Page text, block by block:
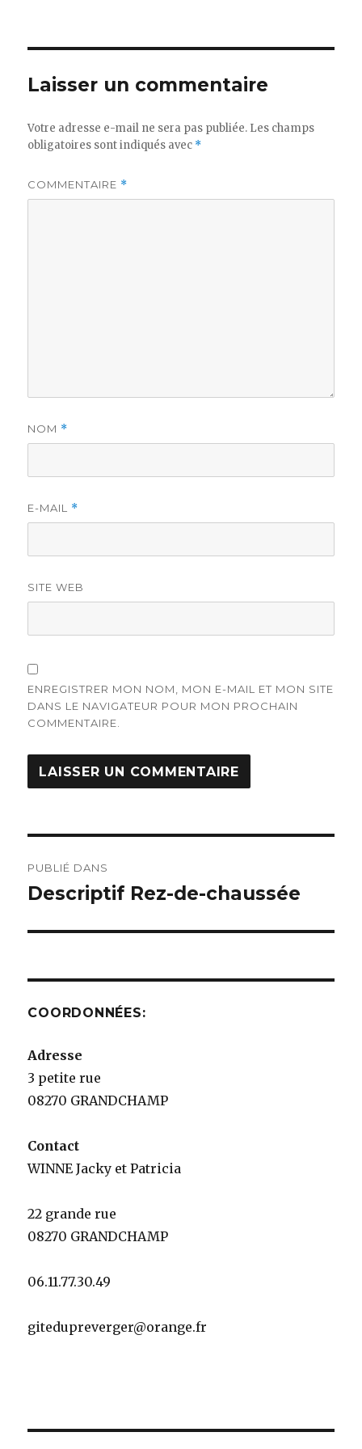
Laisser un commentaire
Votre adresse e-mail ne sera pas publiée. Les champs
obligatoires sont indiqués avec *
COMMENTAIRE *
NOM *
E-MAIL *
SITE WEB
ENREGISTRER MON NOM, MON E-MAIL ET MON SITE
DANS LE NAVIGATEUR POUR MON PROCHAIN
COMMENTAIRE.
de
PUBLIÉ DANS
Descriptif Rez-de-chaussée
COORDONNÉES:
Adresse
3 petite rue
08270 GRANDCHAMP
Contact
WINNE Jacky et Patricia
22 grande rue
08270 GRANDCHAMP
06.11.77.30.49
gitedupreverger@orange.fr